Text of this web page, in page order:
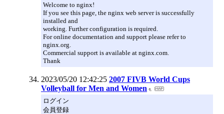
Welcome to nginx!
If you see this page, the nginx web server is successfully
installed and
working. Further configuration is required.
For online documentation and support please refer to
nginx.org.
Commercial support is available at nginx.com.
Thank
2023/05/20 12:42:25 2007 FIVB World Cups
Volleyball for Men and Women
ログイン
会員登録